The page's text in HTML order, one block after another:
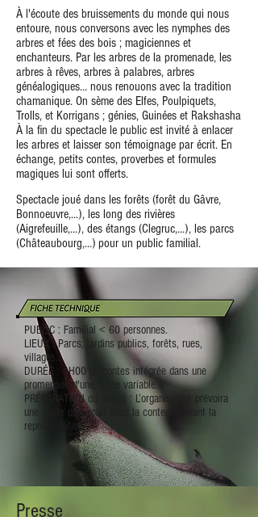
À l'écoute des bruissements du monde qui nous
entoure, nous conversons avec les nymphes des
arbres et fées des bois ; magiciennes et
enchanteurs. Par les arbres de la promenade, les
arbres à rêves, arbres à palabres, arbres
généalogiques… nous renouons avec la tradition
chamanique. On sème des Elfes, Poulpiquets,
Trolls, et Korrigans ; génies, Guinées et Rakshasha
À la fin du spectacle le public est invité à enlacer
les arbres et laisser son témoignage par écrit. En
échange, petits contes, proverbes et formules
magiques lui sont offerts.
Spectacle joué dans les forêts (forêt du Gâvre,
Bonnoeuvre,...), les long des rivières
(Aigrefeuille,...), des étangs (Clegruc,...), les parcs
(Châteaubourg,...) pour un public familial.
PUBLIC : Familial < 60 personnes.
LIEUX : Parcs, jardins publics, forêts, rues,
villages...
DURÉE : 1H00 de contes intégrée dans une
promenade d'une durée variable.
PRÉPARATION du circuit : L’organisateur prévoira
une visite du circuit avec la conteuse avant la
représentation.
Presse